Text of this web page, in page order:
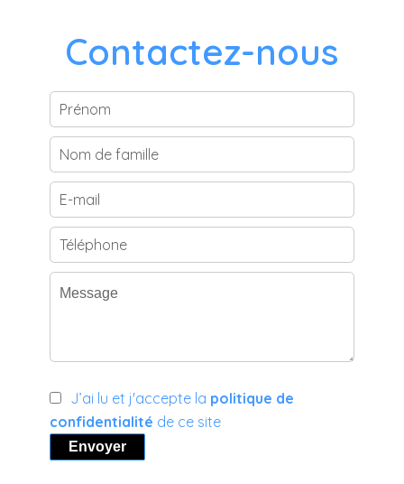
Contactez-nous
J’ai lu et j'accepte la politique de
confidentialité de ce site
Envoyer